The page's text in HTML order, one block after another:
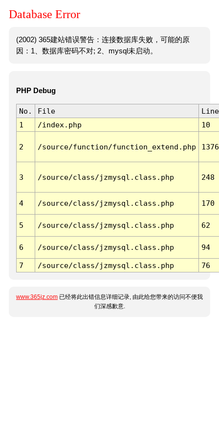
Database Error
(2002) 365建站错误警告：连接数据库失败，可能的原
因：1、数据库密码不对; 2、mysql未启动。
PHP Debug
No. File
Line
1
/index.php 10
2 /source/function/function_extend.php 1376
3 /source/class/jzmysql.class.php 248
4 /source/class/jzmysql.class.php 170
5 /source/class/jzmysql.class.php 62
6 /source/class/jzmysql.class.php 94
7 /source/class/jzmysql.class.php 76
www.365jz.com 已经将此出错信息详细记录, 由此给您带来的访问不便我
们深感歉意.